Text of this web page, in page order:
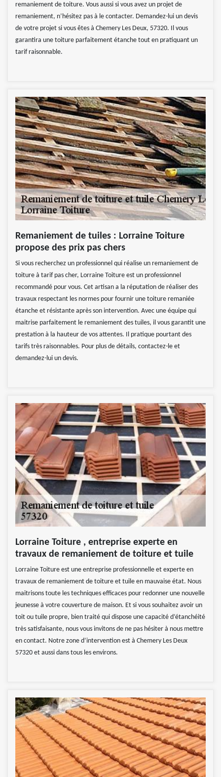
remaniement de toiture. Vous aussi si vous avez un projet de
remaniement, n’hésitez pas à le contacter. Demandez-lui un devis
de votre projet si vous êtes à Chemery Les Deux, 57320. Il vous
garantira une toiture parfaitement étanche tout en pratiquant un
tarif raisonnable.
Remaniement de tuiles : Lorraine Toiture
propose des prix pas chers
Si vous recherchez un professionnel qui réalise un remaniement de
toiture à tarif pas cher, Lorraine Toiture est un professionnel
recommandé pour vous. Cet artisan a la réputation de réaliser des
travaux respectant les normes pour fournir une toiture remaniée
étanche et résistante après son intervention. Avec une équipe qui
maitrise parfaitement le remaniement des tuiles, il vous garantit une
prestation à la hauteur de vos attentes. Il pratique pourtant des
tarifs très raisonnables. Pour plus de détails, contactez-le et
demandez-lui un devis.
Lorraine Toiture , entreprise experte en
travaux de remaniement de toiture et tuile
Lorraine Toiture est une entreprise professionnelle et experte en
travaux de remaniement de toiture et tuile en mauvaise état. Nous
maitrisons toute les techniques efficaces pour redonner une nouvelle
jeunesse à votre couverture de maison. Et si vous souhaitez avoir un
toit ou tuile propre, bien traité qui dispose une capacité d’étanchéité
très satisfaisante, nous vous invitons de ne pas hésiter à nous mettre
en contact. Notre zone d’intervention est à Chemery Les Deux
57320 et aussi dans tous les environs.